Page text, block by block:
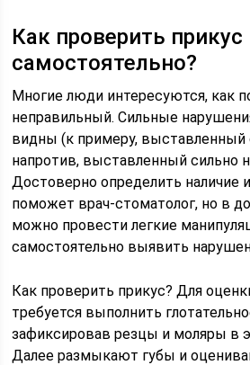
Как проверить прикус
самостоятельно?
Многие люди интересуются, как
неправильный. Сильные
видны (к примеру, выставленный
напротив, выставленный сильно
Достоверно определить наличие
поможет врач-стоматолог, но в
можно провести легкие
самостоятельно выявить
Как проверить прикус? Для
требуется выполнить
зафиксировав резцы и моляры в
Далее размыкают губы и